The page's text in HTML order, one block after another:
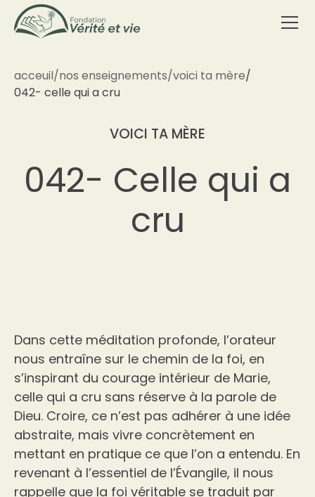
acceuil/nos enseignements/voici ta mère/
042- celle qui a cru
VOICI TA MÈRE
042- Celle qui a
cru
Dans cette méditation profonde, l’orateur
nous entraîne sur le chemin de la foi, en
s’inspirant du courage intérieur de Marie,
celle qui a cru sans réserve à la parole de
Dieu. Croire, ce n’est pas adhérer à une idée
abstraite, mais vivre concrètement en
mettant en pratique ce que l’on a entendu. En
revenant à l’essentiel de l’Évangile, il nous
rappelle que la foi véritable se traduit par